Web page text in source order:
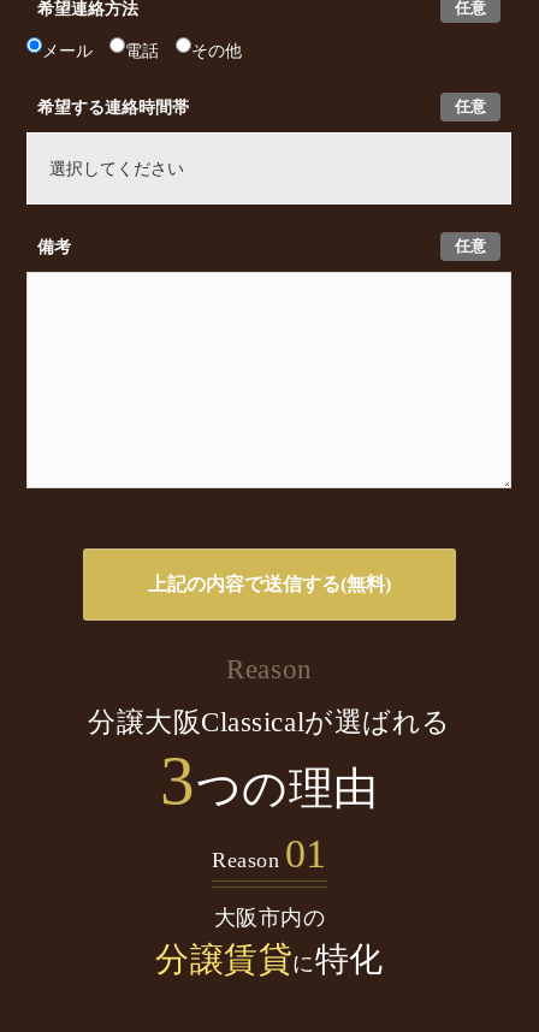
任意
希望連絡方法
メール 電話 その他
任意
希望する連絡時間帯
任意
備考
Reason
分譲大阪Classicalが選ばれる
3つの理由
Reason 01
大阪市内の
分譲賃貸に特化